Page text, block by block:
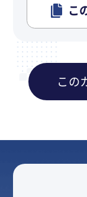
こ
この